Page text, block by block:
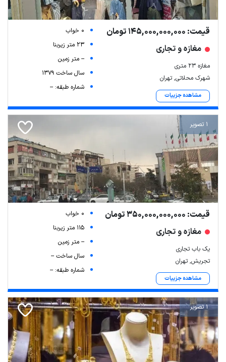
قیمت: 145,000,000,000 تومان
مغازه و تجاری
مغازه ۲۳ متری
شهرک محلاتی, تهران
مشاهده جزییات
0 خواب
23 متر زیربنا
-- متر زمین
سال ساخت 1379
شماره طبقه: --
1 تصویر
قیمت: 350,000,000,000 تومان
مغازه و تجاری
یک باب تجاری
تجریش, تهران
مشاهده جزییات
0 خواب
115 متر زیربنا
-- متر زمین
سال ساخت --
شماره طبقه: --
1 تصویر